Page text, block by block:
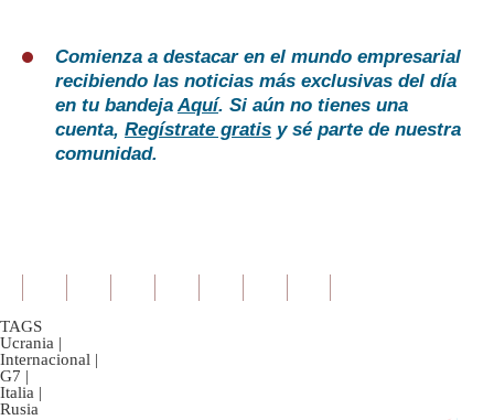
Comienza a destacar en el mundo empresarial
recibiendo las noticias más exclusivas del día
en tu bandejaAquí. Si aún no tienes una
cuenta, Regístrate gratis y sé parte de nuestra
comunidad.
TAGS
Ucrania |
Internacional |
G7 |
Italia |
Rusia